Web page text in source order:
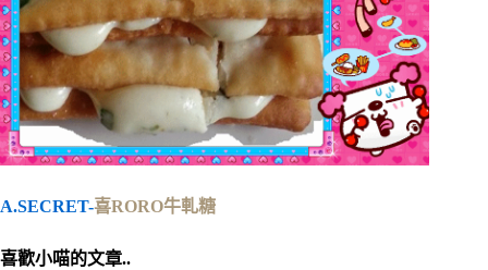
A.SECRET-喜RORO牛軋糖
喜歡小喵的文章..